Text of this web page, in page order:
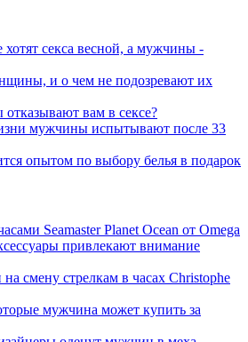
секса весной, а мужчины -
и о чем не подозревают их
вам в сексе?
мужчины испытывают после 33
опытом по выбору белья в подарок
Seamaster Planet Ocean от Omega
привлекают внимание
смену стрелкам в часах Christophe
мужчина может купить за